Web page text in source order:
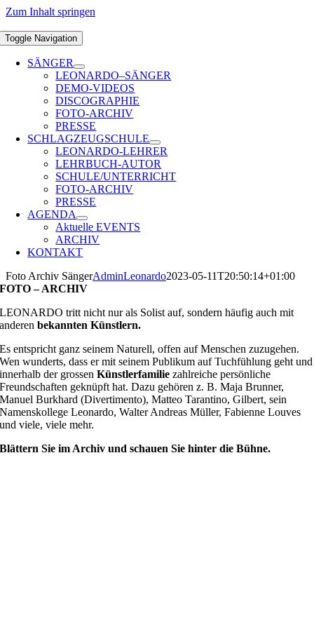
Zum Inhalt springen
Toggle Navigation
SÄNGER
LEONARDO–SÄNGER
DEMO-VIDEOS
DISCOGRAPHIE
FOTO-ARCHIV
PRESSE
SCHLAGZEUGSCHULE
LEONARDO-LEHRER
LEHRBUCH-AUTOR
SCHULE/UNTERRICHT
FOTO-ARCHIV
PRESSE
AGENDA
Aktuelle EVENTS
ARCHIV
KONTAKT
Foto Archiv SängerAdminLeonardo2023-05-11T20:50:14+01:00
FOTO – ARCHIV
LEONARDO tritt nicht nur als Solist auf, sondern häufig auch mit
anderenbekannten Künstlern.
Es entspricht ganz seinem Naturell, offen auf Menschen zuzugehen.
Wen wunderts, dass er mit seinem Publikum auf Tuchfühlung geht und
innerhalb der grossenKünstlerfamilie zahlreiche persönliche
Freundschaften geknüpft hat. Dazu gehören z. B. Maja Brunner,
Manuel Burkhard (Divertimento), Matteo Tarantino, Gilbert, sein
Namenskollege Leonardo, Walter Andreas Müller, Fabienne Louves
und viele, viele mehr.
Blättern Sie im Archiv und schauen Sie hinter die Bühne.